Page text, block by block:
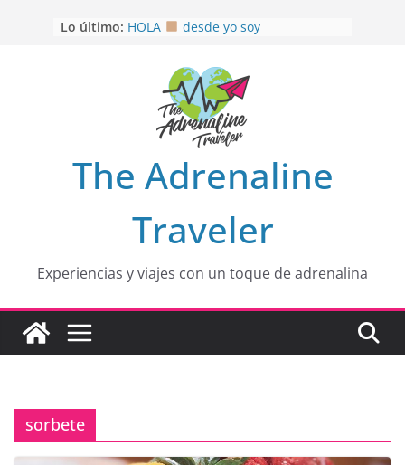
Lo último: HOLA
desde yo soy
EL SENDERO DEL CACAO: Excelente
opción
HOSPEDAJE AL NATURALSHH !!
OTRA PERSPECTIVA de RÍO EL
MULITO!
The Adrenaline
Traveler
Experiencias y viajes con un toque de adrenalina
sorbete